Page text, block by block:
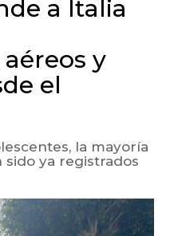
a Italia
y
el
la mayoría
sido ya registrados